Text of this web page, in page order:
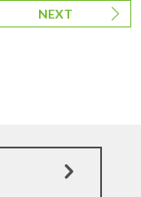
NEXT